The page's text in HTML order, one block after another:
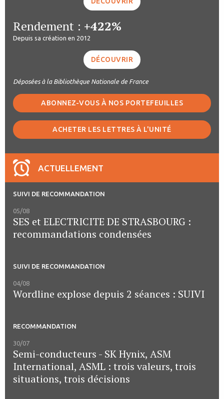
Rendement : +422%
Depuis sa création en 2012
DÉCOUVRIR
Déposées à la Bibliothèque Nationale de France
ABONNEZ-VOUS À NOS PORTEFEUILLES
ACHETER LES LETTRES À L'UNITÉ
ACTUELLEMENT
SUIVI DE RECOMMANDATION
05/08
SES et ELECTRICITE DE STRASBOURG :
recommandations condensées
SUIVI DE RECOMMANDATION
04/08
Wordline explose depuis 2 séances : SUIVI
RECOMMANDATION
30/07
Semi-conducteurs - SK Hynix, ASM
International, ASML : trois valeurs, trois
situations, trois décisions